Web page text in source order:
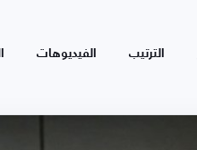
الترتيب الفيديوهات